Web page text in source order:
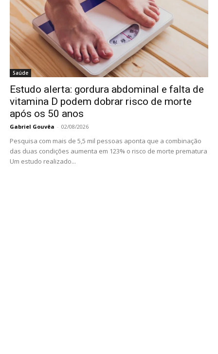
Saúde
Estudo alerta: gordura abdominal e falta de
vitamina D podem dobrar risco de morte
após os 50 anos
Gabriel Gouvêa - 02/08/2026
Pesquisa com mais de 5,5 mil pessoas aponta que a combinação
das duas condições aumenta em 123% o risco de morte prematura
Um estudo realizado...